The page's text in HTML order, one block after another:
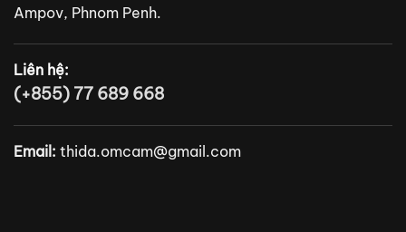
Ampov, Phnom Penh.
Liên hệ:
(+855) 77 689 668
Email: thida.omcam@gmail.com